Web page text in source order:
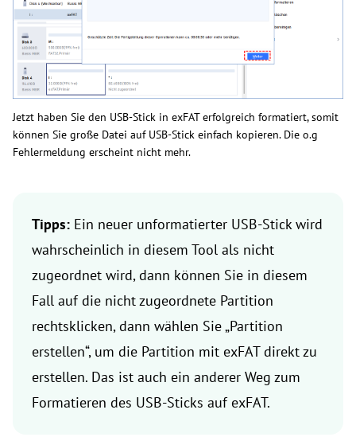
Jetzt haben Sie den USB-Stick in exFAT erfolgreich formatiert, somit
können Sie große Datei auf USB-Stick einfach kopieren. Die o.g
Fehlermeldung erscheint nicht mehr.
Tipps: Ein neuer unformatierter USB-Stick wird
wahrscheinlich in diesem Tool als nicht
zugeordnet wird, dann können Sie in diesem
Fall auf die nicht zugeordnete Partition
rechtsklicken, dann wählen Sie „Partition
erstellen“, um die Partition mit exFAT direkt zu
erstellen. Das ist auch ein anderer Weg zum
Formatieren des USB-Sticks auf exFAT.